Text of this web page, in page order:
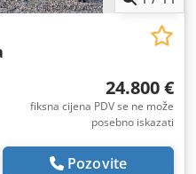
24.800 €
fiksna cijena PDV se ne može
posebno iskazati
Pozovite